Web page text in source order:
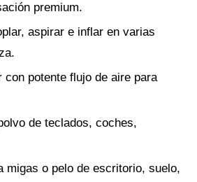
premium.
aspirar e inflar en varias
con potente flujo de aire para
de teclados, coches,
migas o pelo de escritorio, suelo,